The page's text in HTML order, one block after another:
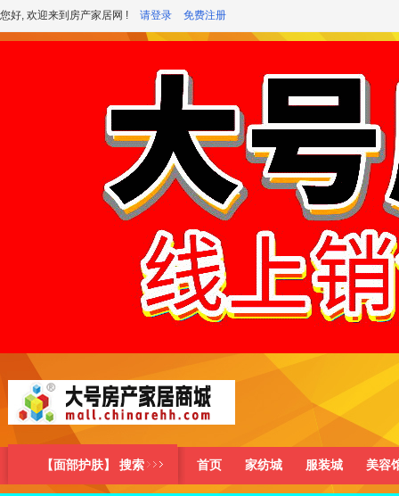
您好, 欢迎来到房产家居网 ! 请登录 免费注册
【面部护肤】 搜索 首页 家纺城 服装城 美容